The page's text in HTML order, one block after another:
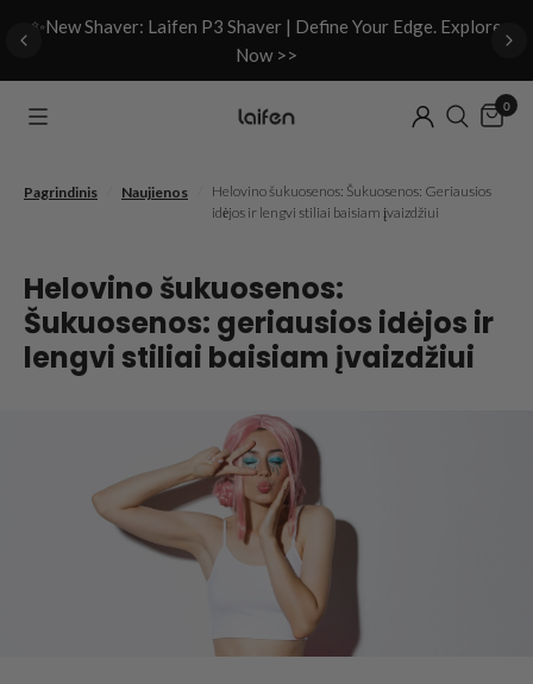
✨New Shaver: Laifen P3 Shaver | Define Your Edge. Explore
Now >>
0
Pagrindinis Naujienos
Helovino šukuosenos: Šukuosenos: Geriausios
idėjos ir lengvi stiliai baisiam įvaizdžiui
Helovino šukuosenos:
Šukuosenos: geriausios idėjos ir
lengvi stiliai baisiam įvaizdžiui